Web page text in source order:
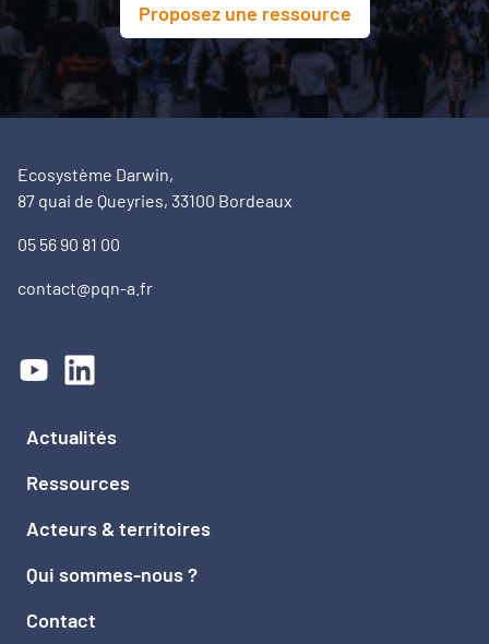
Proposez une ressource
Ecosystème Darwin,
87 quai de Queyries, 33100 Bordeaux
05 56 90 81 00
contact@pqn-a.fr
Actualités
Ressources
Acteurs & territoires
Qui sommes-nous ?
Contact